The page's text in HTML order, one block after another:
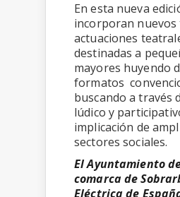
En esta nueva
incorporan nuevos
actuaciones
destinadas a
mayores huyendo
formatos
buscando a través
lúdico y
implicación de
sectores sociales.
El Ayuntamiento
comarca de
Eléctrica de